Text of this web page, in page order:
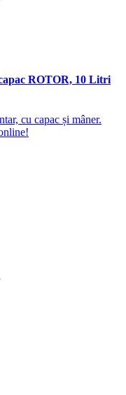
ROTOR, 10 Litri
cu capac și mâner.